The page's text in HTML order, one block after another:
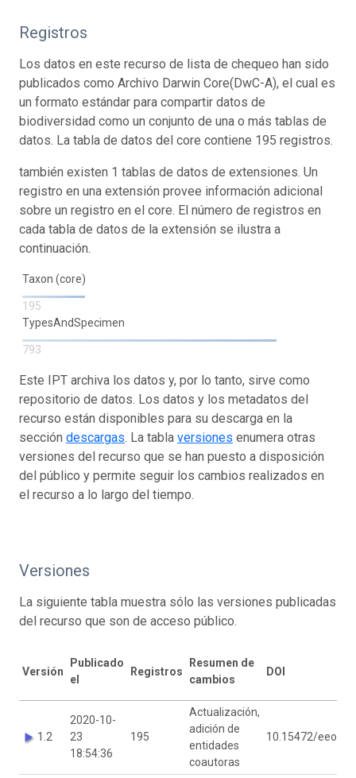
Registros
Los datos en este recurso de lista de chequeo han sido
publicados como Archivo Darwin Core(DwC-A), el cual es
un formato estándar para compartir datos de
biodiversidad como un conjunto de una o más tablas de
datos. La tabla de datos del core contiene 195 registros.
también existen 1 tablas de datos de extensiones. Un
registro en una extensión provee información adicional
sobre un registro en el core. El número de registros en
cada tabla de datos de la extensión se ilustra a
continuación.
Taxon (core)
195
TypesAndSpecimen
793
Este IPT archiva los datos y, por lo tanto, sirve como
repositorio de datos. Los datos y los metadatos del
recurso están disponibles para su descarga en la
sección descargas. La tabla versiones enumera otras
versiones del recurso que se han puesto a disposición
del público y permite seguir los cambios realizados en
el recurso a lo largo del tiempo.
Versiones
La siguiente tabla muestra sólo las versiones publicadas
del recurso que son de acceso público.
Versión
Publicado
el
Registros
Resumen de
cambios
DOI
1.2
2020-10-
23
18:54:36
195
Actualización,
adición de
entidades
coautoras
10.15472/eeofde